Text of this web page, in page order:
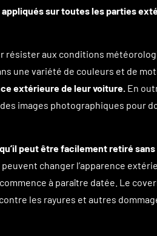
sur toutes les parties
résister aux conditions
une variété de couleurs et de
extérieure de leur voiture. En
images photographiques pour
qu’il peut être facilement retiré
changer l’apparence
à paraître datée. Le
les rayures et autres